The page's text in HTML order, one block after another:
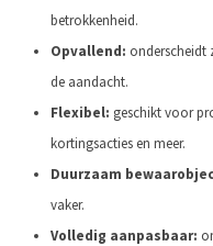
betrokkenheid.
Opvallend: onderscheidt
de aandacht.
Flexibel: geschikt voor
kortingsacties en meer.
Duurzaam
vaker.
Volledig aanpasbaar: